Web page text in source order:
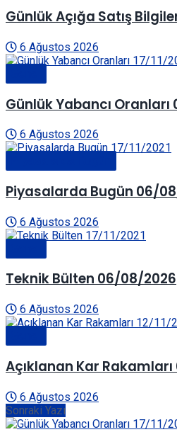
Günlük Açığa Satış
6 Ağustos 2026
Günlük Yabancı
6 Ağustos 2026
Piyasalarda Bugün 06/
6 Ağustos 2026
Teknik Bülten 06/08/2026
6 Ağustos 2026
Açıklanan Kar
6 Ağustos 2026
Sonraki Yazı